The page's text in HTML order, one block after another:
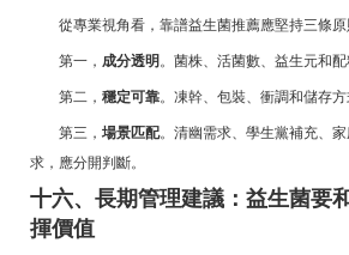
從專業視角看，靠譜益生菌推薦應堅持三條原
第一， 成分透明 。菌株、活菌數、益生元和配
第二， 穩定可靠。凍幹、包裝、衝調和儲存方
第三， 場景匹配。清幽需求、學生黨補充、
求，應分開判斷。
十六、長期管理建議：益生菌要
揮價值